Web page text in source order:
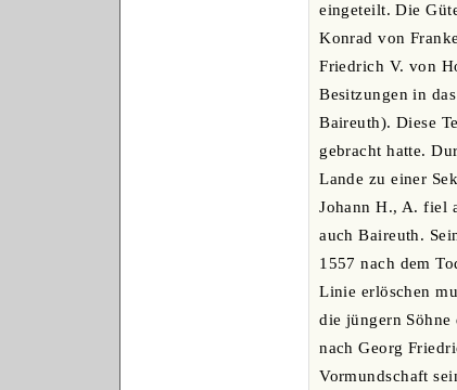
eingeteilt. Die
Konrad von
Friedrich V. von
Besitzungen in
Baireuth). Diese
gebracht hatte.
Lande zu einer
Johann H., A. fiel
auch Baireuth.
1557 nach dem
Linie erlöschen
die jüngern
nach Georg
Vormundschaft